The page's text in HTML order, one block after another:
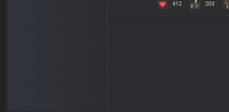
412 203